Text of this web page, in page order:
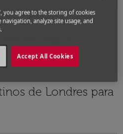
de Londres para
you agree to the storing of cookies
analyze site usage, and
Accept All Cookies